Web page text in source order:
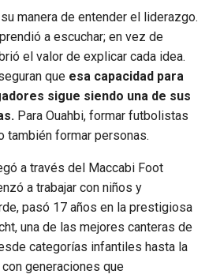
manera de entender el liderazgo.
a escuchar; en vez de
el valor de explicar cada idea.
que esa capacidad para
sigue siendo una de sus
Para Ouahbi, formar futbolistas
también formar personas.
a través del Maccabi Foot
a trabajar con niños y
pasó 17 años en la prestigiosa
una de las mejores canteras de
categorías infantiles hasta la
generaciones que